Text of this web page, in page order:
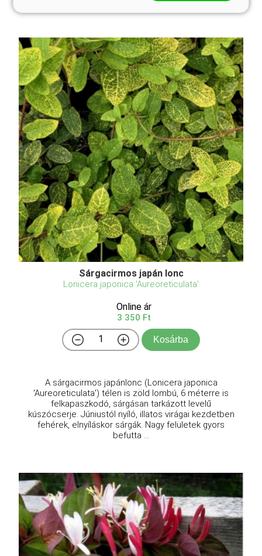
Sárgacirmos japán lonc
Lonicera japonica 'Aureoreticulata'
Online ár
3 350 Ft
Kosárba
A sárgacirmos japánlonc (Lonicera japonica
'Aureoreticulata') télen is zöld lombú, 6 méterre is
felkapaszkodó, sárgásan tarkázott levelű
kúszócserje. Júniustól nyíló, illatos virágai kezdetben
fehérek, elnyíláskor sárgák. Nagy felületek gyors
befutta ...